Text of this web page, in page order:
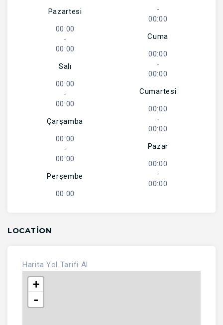
Pazartesi
00:00
-
00:00
Salı
00:00
-
00:00
Çarşamba
00:00
-
00:00
Perşembe
00:00
-
00:00
Cuma
00:00
-
00:00
Cumartesi
00:00
-
00:00
Pazar
00:00
-
00:00
LOCATION
Harita Yol Tarifi Al
+
-